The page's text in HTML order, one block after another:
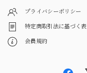
プライバシーポリシー
特定商取引法に基づく
会員規約